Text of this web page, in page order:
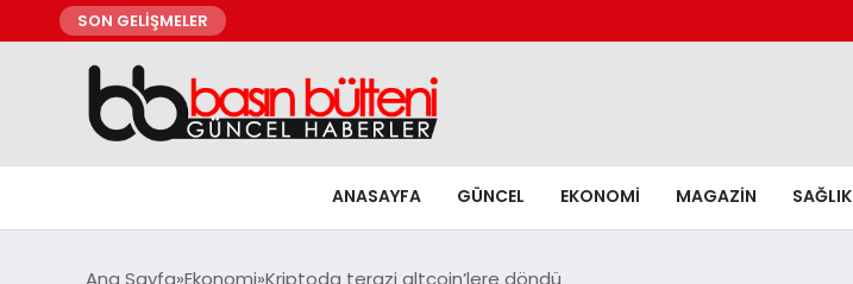
SON GELİŞMELER
ANASAYFA GÜNCEL EKONOMI MAGAZIN SAĞLIK
Ana Sayfa Ekonomi Kriptoda terazi altcoin’lere döndü